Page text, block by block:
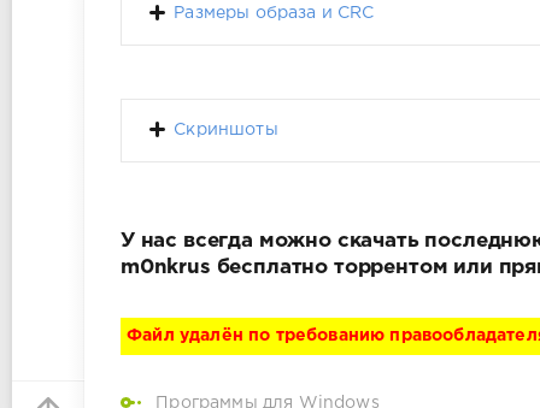
Размеры образа и CRC
Скриншоты
У нас всегда можно скачать
m0nkrus бесплатно торрентом или
Файл удалён по требованию
Программы для Windows